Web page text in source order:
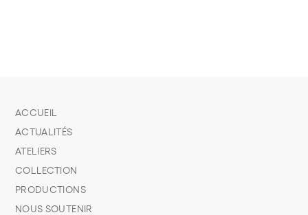
ACCUEIL
ACTUALITÉS
ATELIERS
COLLECTION
PRODUCTIONS
NOUS SOUTENIR